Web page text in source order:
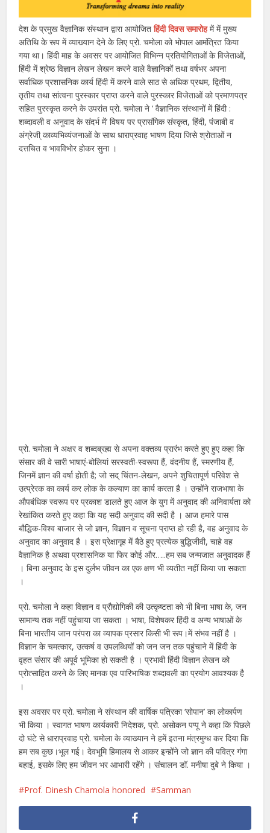
देश के प्रमुख वैज्ञानिक संस्थान द्वारा आयोजितहिंदी दिवस समारोहमें में मुख्य
अतिथि के रूप में व्याख्यान देने के लिए प्रो. चमोला को भोपाल आमंत्रित किया
गया था। हिंदी माह के अवसर पर आयोजित विभिन्न प्रतियोगिताओं के विजेताओं,
हिंदी में श्रेष्ठ विज्ञान लेखन लेखन करने वाले वैज्ञानिकों तथा वर्षभर अपना
सर्वाधिक प्रशासनिक कार्य हिंदी में करने वाले साठ से अधिक प्रथम, द्वितीय,
तृतीय तथा सांत्वना पुरस्कार प्राप्त करने वाले पुरस्कार विजेताओं को प्रमाणपत्र
सहित पुरस्कृत करने के उपरांत प्रो. चमोला ने ‘ वैज्ञानिक संस्थानों में हिंदी :
शब्दावली व अनुवाद के संदर्भ में’ विषय पर प्रासंगिक संस्कृत, हिंदी, पंजाबी व
अंग्रेजी् काव्यभिव्यंजनाओं के साथ धाराप्रवाह भाषण दिया जिसे श्रोताओं न
दत्तचित व भावविभोर होकर सुना ।
प्रो. चमोला ने अक्षर व शब्दब्रह्म से अपना वक्तव्य प्रारंभ करते हुए हुए कहा कि
संसार की वे सारी भाषाएं-बोलियां सरस्वती-स्वरूपा हैं, वंदनीय हैं, स्मरणीय हैं,
जिनमें ज्ञान की वर्षा होती है; जो सद् चिंतन-लेखन, अपने शुचितापूर्ण परिवेश से
उत्प्रेरक का कार्य कर लोक के कल्याण का कार्य करता है । उन्होंने राजभाषा के
औपबंधिक स्वरूप पर प्रकाश डालते हुए आज के युग में अनुवाद की अनिवार्यता को
रेखांकित करते हुए कहा कि यह सदी अनुवाद की सदी है । आज हमारे पास
बौद्धिक-विश्व बाजार से जो ज्ञान, विज्ञान व सूचना प्राप्त हो रही है, वह अनुवाद के
अनुवाद का अनुवाद है । इस प्रेक्षागृह में बैठे हुए प्रत्येक बुद्धिजीवी, चाहे वह
वैज्ञानिक है अथवा प्रशासनिक या फिर कोई और…..हम सब जन्मजात अनुवादक हैं
। बिना अनुवाद के इस दुर्लभ जीवन का एक क्षण भी व्यतीत नहीं किया जा सकता
।
प्रो. चमोला ने कहा विज्ञान व प्रौद्योगिकी की उत्कृष्टता को भी बिना भाषा के, जन
सामान्य तक नहीं पहुंचाया जा सकता । भाषा, विशेषकर हिंदी व अन्य भाषाओं के
बिना भारतीय जान परंपरा का व्यापक प्रसार किसी भी रूप।में संभव नहीं है ।
विज्ञान के चमत्कार, उत्कर्ष व उपलब्धियों को जन जन तक पहुंचाने में हिंदी के
वृहत संसार की अपूर्व भूमिका हो सकती है । प्रभावी हिंदी विज्ञान लेखन को
प्रोत्साहित करने के लिए मानक एव पारिभाषिक शब्दावली का प्रयोग आवश्यक है
।
इस अवसर पर प्रो. चमोला ने संस्थान की वार्षिक पत्रिका ‘सोपान’ का लोकार्पण
भी किया । स्वागत भाषण कार्यकारी निदेशक, प्रो. असोकन पप्पू ने कहा कि पिछले
दो घंटे से धाराप्रवाह प्रो. चमोला के व्याख्यान ने हमें इतना मंत्रमुग्ध कर दिया कि
हम सब कुछ।भूल गई। देवभूमि हिमालय से आकर इन्होंने जो ज्ञान की पवित्र गंगा
बहाई, इसके लिए हम जीवन भर आभारी रहेंगे । संचालन डॉ. मनीषा दुबे ने किया ।
Prof. Dinesh Chamola honored Samman